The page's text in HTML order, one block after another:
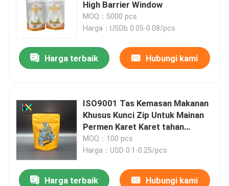
High Barrier Window
MOQ：5000 pcs
Harga：USDb 0.05-0.08/pcs
Harga terbaik Hubungi kami
ISO9001 Tas Kemasan Makanan
Khusus Kunci Zip Untuk Mainan
Permen Karet Karet tahan
cahaya
MOQ：100 pcs
Harga：USD 0.1-0.25/pcs
Harga terbaik Hubungi kami